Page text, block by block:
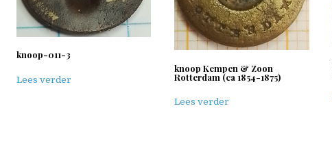
knoop-011-3
Lees verder
knoop Kempen & Zoon
Rotterdam (ca 1854-1875)
Lees verder